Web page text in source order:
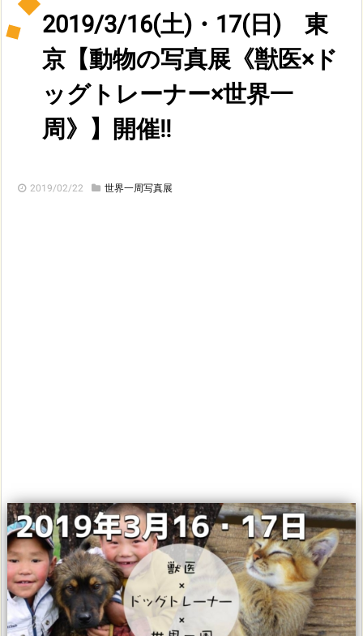
2019/3/16(土)・17(日) 東
京【動物の写真展《獣医×ド
ッグトレーナー×世界一
周》】開催!!
2019/02/22 世界一周写真展